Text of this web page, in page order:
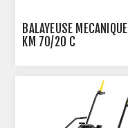
BALAYEUSE MÉCANIQUE
KM 70/20 C